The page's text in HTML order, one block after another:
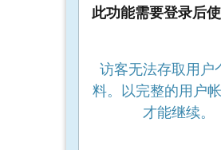
此功能需要登录后
访客无法存取用户
料。以完整的用户
才能继续。